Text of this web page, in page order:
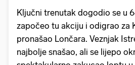
pronašao Lončara. Veznjak
najbolje snašao, ali se lijepo
spektakularno zakucao loptu u
Zelenika tu nije mogao puno